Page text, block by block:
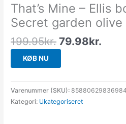
That’s Mine – Ellis
Secret garden olive
199.95kr. 79.98kr.
KØB NU
Varenummer (SKU):
Kategori: Ukategoriseret